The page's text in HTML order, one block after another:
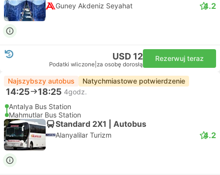
Guney Akdeniz Seyahat 4.2
USD 12
Podatki wliczone za osobę dorosłą
Rezerwuj teraz
Najszybszy autobus Natychmiastowe potwierdzenie
14:25 18:25 4godz.
Antalya Bus Station
Mahmutlar Bus Station
Standard 2X1 | Autobus
Alanyalilar Turizm 4.2